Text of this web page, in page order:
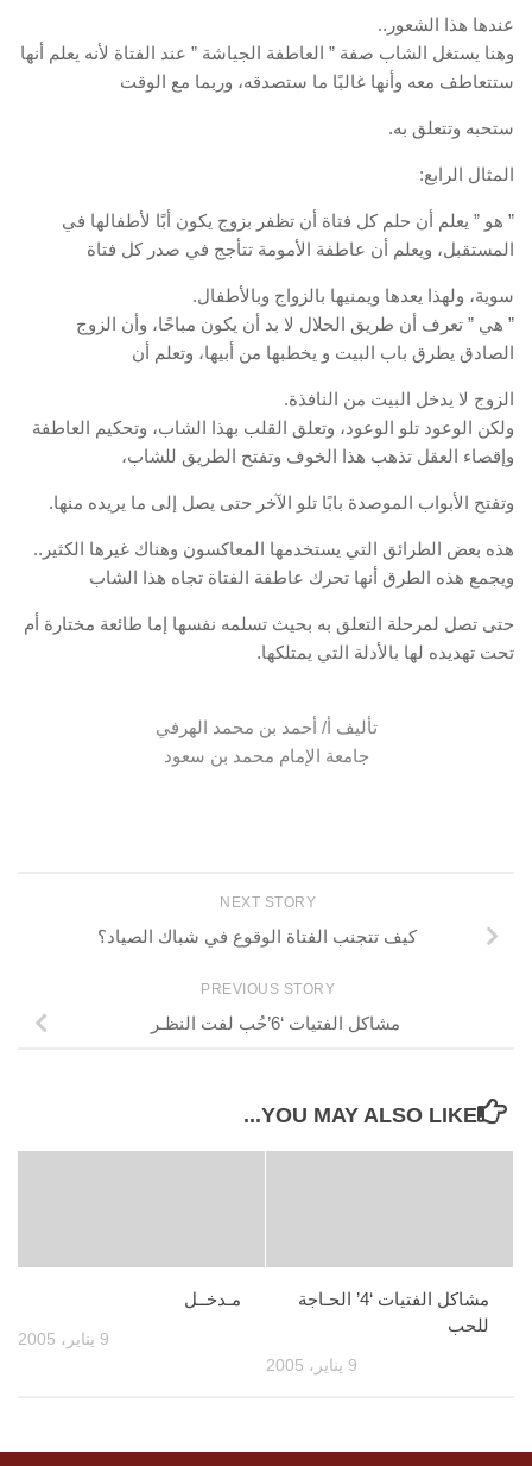
عندها هذا الشعور..
وهنا يستغل الشاب صفة ” العاطفة الجياشة ” عند الفتاة لأنه يعلم أنها
ستتعاطف معه وأنها غالبًا ما ستصدقه، وربما مع الوقت
ستحبه وتتعلق به.
المثال الرابع:
” هو ” يعلم أن حلم كل فتاة أن تظفر بزوج يكون أبًا لأطفالها في
المستقبل، ويعلم أن عاطفة الأمومة تتأجج في صدر كل فتاة
سوية، ولهذا يعدها ويمنيها بالزواج وبالأطفال.
” هي ” تعرف أن طريق الحلال لا بد أن يكون مباحًا، وأن الزوج
الصادق يطرق باب البيت و يخطبها من أبيها، وتعلم أن
الزوج لا يدخل البيت من النافذة.
ولكن الوعود تلو الوعود، وتعلق القلب بهذا الشاب، وتحكيم العاطفة
وإقصاء العقل تذهب هذا الخوف وتفتح الطريق للشاب،
وتفتح الأبواب الموصدة بابًا تلو الآخر حتى يصل إلى ما يريده منها.
هذه بعض الطرائق التي يستخدمها المعاكسون وهناك غيرها الكثير..
ويجمع هذه الطرق أنها تحرك عاطفة الفتاة تجاه هذا الشاب
حتى تصل لمرحلة التعلق به بحيث تسلمه نفسها إما طائعة مختارة أم
تحت تهديده لها بالأدلة التي يمتلكها.
تأليف أ/ أحمد بن محمد الهرفي
جامعة الإمام محمد بن سعود
NEXT STORY
كيف تتجنب الفتاة الوقوع في شباك الصياد؟
PREVIOUS STORY
مشاكل الفتيات ‘6’حُب لفت النظـر
YOU MAY ALSO LIKE...
مـدخــل
9 يناير، 2005
مشاكل الفتيات ‘4’ الحـاجة
للحب
9 يناير، 2005